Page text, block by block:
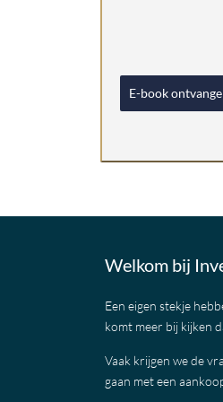
E-book
Welkom bij
Een eigen stekje
komt meer bij kijken
Vaak krijgen we de
gaan met een